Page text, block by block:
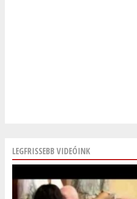
LEGFRISSEBB VIDEÓINK